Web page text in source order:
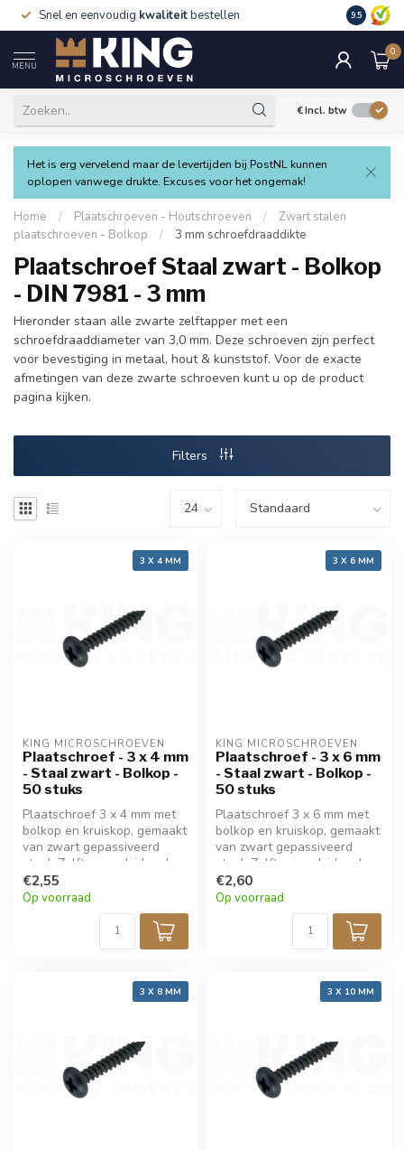
Snel en eenvoudig kwaliteitbestellen 9.5
MENU
0
€Incl. btw
Het is erg vervelend maar de levertijden bij PostNL kunnen
oplopen vanwege drukte. Excuses voor het ongemak!
Home / Plaatschroeven - Houtschroeven /
Zwart stalen
plaatschroeven - Bolkop
/ 3 mm schroefdraaddikte
Plaatschroef Staal zwart - Bolkop
- DIN 7981 - 3 mm
Hieronder staan alle zwarte zelftapper met een
schroefdraaddiameter van 3,0 mm. Deze schroeven zijn perfect
voor bevestiging in metaal, hout & kunststof. Voor de exacte
afmetingen van deze zwarte schroeven kunt u op de product
pagina kijken.
Filters
3 X 4 MM
KING MICROSCHROEVEN
Plaatschroef - 3 x 4 mm
- Staal zwart - Bolkop -
50 stuks
Plaatschroef 3 x 4 mm met
bolkop en kruiskop, gemaakt
van zwart gepassiveerd
staal. Zelftappend, ideaal
voor fijne bevestiging in
metaal, hout, kunststof of
elektronica. Perfect voor
modelbouw en precisiewerk.
Verpakt per 50 stuks.
€2,55
Op voorraad
3 X 6 MM
KING MICROSCHROEVEN
Plaatschroef - 3 x 6 mm
- Staal zwart - Bolkop -
50 stuks
Plaatschroef 3 x 6 mm met
bolkop en kruiskop, gemaakt
van zwart gepassiveerd
staal. Zelftappend, ideaal
voor fijne bevestiging in
metaal, hout, kunststof of
elektronica. Perfect voor
modelbouw en precisiewerk.
Verpakt per 50 stuks.
€2,60
Op voorraad
3 X 8 MM 3 X 10 MM